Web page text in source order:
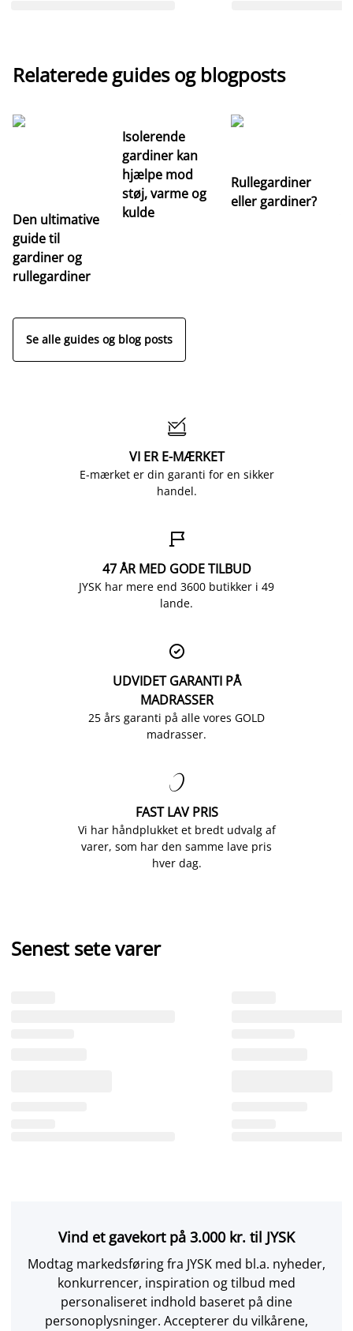
Relaterede guides og blogposts
Den ultimative
guide til
gardiner og
rullegardiner
Isolerende
gardiner kan
hjælpe mod
støj, varme og
kulde
Rullegardiner
eller gardiner?
Se alle guides og blog posts

VI ER E-MÆRKET
E-mærket er din garanti for en sikker
handel.

47 ÅR MED GODE TILBUD
JYSK har mere end 3600 butikker i 49
lande.

UDVIDET GARANTI PÅ
MADRASSER
25 års garanti på alle vores GOLD
madrasser.

FAST LAV PRIS
Vi har håndplukket et bredt udvalg af
varer, som har den samme lave pris
hver dag.
Senest sete varer
Vind et gavekort på 3.000 kr. til JYSK
Modtag markedsføring fra JYSK med bl.a. nyheder,
konkurrencer, inspiration og tilbud med
personaliseret indhold baseret på dine
personoplysninger. Accepterer du vilkårene,